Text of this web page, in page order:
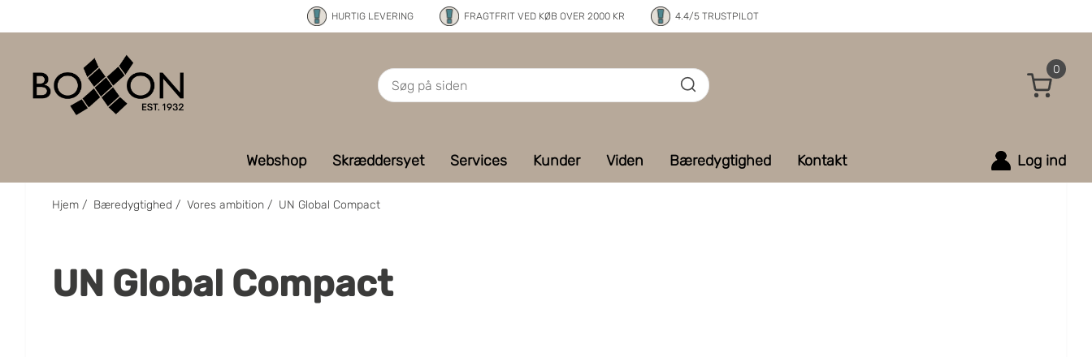
HURTIG LEVERING FRAGTFRIT VED KØB OVER 2000 KR 4.4/5 TRUSTPILOT
0
Webshop Skræddersyet Services Kunder Viden Bæredygtighed Kontakt Log ind
Hjem / Bæredygtighed / Vores ambition / UN Global Compact
UN Global Compact